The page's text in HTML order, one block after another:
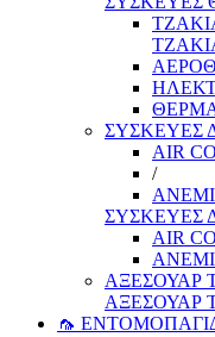
ΣΥΣΚΕΥΕΣ
AIR
/
ΣΥΣΚΕΥΕΣ
AIR
ΑΞΕΣΟΥΑΡ
ΑΞΕΣΟΥΑΡ
🦟